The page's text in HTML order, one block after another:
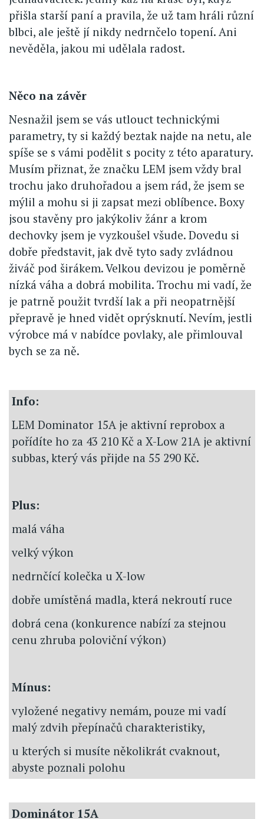
přišla starší paní a pravila, že už tam hráli různí
blbci, ale ještě jí nikdy nedrnčelo topení. Ani
nevěděla, jakou mi udělala radost.
Něco na závěr
Nesnažil jsem se vás utlouct technickými
parametry, ty si každý beztak najde na netu, ale
spíše se s vámi podělit s pocity z této aparatury.
Musím přiznat, že značku LEM jsem vždy bral
trochu jako druhořadou a jsem rád, že jsem se
mýlil a mohu si ji zapsat mezi oblíbence. Boxy
jsou stavěny pro jakýkoliv žánr a krom
dechovky jsem je vyzkoušel všude. Dovedu si
dobře představit, jak dvě tyto sady zvládnou
živáč pod širákem. Velkou devizou je poměrně
nízká váha a dobrá mobilita. Trochu mi vadí, že
je patrně použit tvrdší lak a při neopatrnější
přepravě je hned vidět oprýsknutí. Nevím, jestli
výrobce má v nabídce povlaky, ale přimlouval
bych se za ně.
Info:
LEM Dominator 15A je aktivní reprobox a
pořídíte ho za 43 210 Kč a X-Low 21A je aktivní
subbas, který vás přijde na 55 290 Kč.
Plus:
malá váha
velký výkon
nedrnčící kolečka u X-low
dobře umístěná madla, která nekroutí ruce
dobrá cena (konkurence nabízí za stejnou
cenu zhruba poloviční výkon)
Mínus:
vyložené negativy nemám, pouze mi vadí
malý zdvih přepínačů charakteristiky,
u kterých si musíte několikrát cvaknout,
abyste poznali polohu
Dominátor 15A